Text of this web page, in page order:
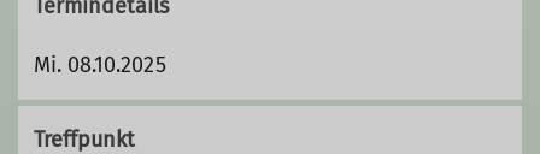
Termindetails
Mi. 08.10.2025
Treffpunkt